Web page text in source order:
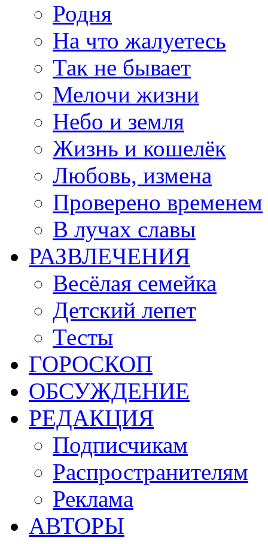
Родня
На что жалуетесь
Так не бывает
Мелочи жизни
Небо и земля
Жизнь и кошелёк
Любовь, измена
Проверено временем
В лучах славы
РАЗВЛЕЧЕНИЯ
Весёлая семейка
Детский лепет
Тесты
ГОРОСКОП
ОБСУЖДЕНИЕ
РЕДАКЦИЯ
Подписчикам
Распространителям
Реклама
АВТОРЫ